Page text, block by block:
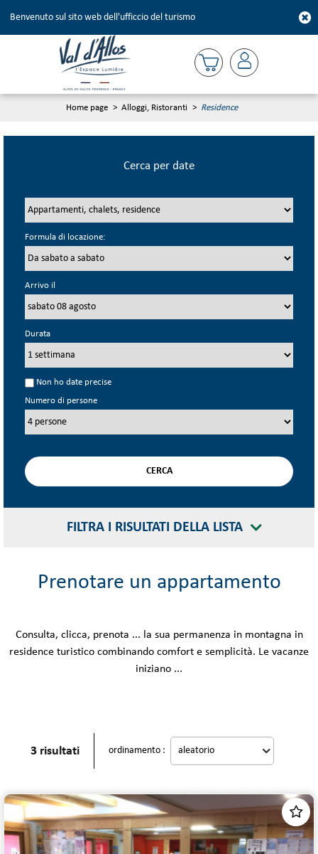
Benvenuto sul sito web dell'ufficcio del turismo
Home page > Alloggi, Ristoranti > Residence
Cerca per date
Formula di locazione:
Arrivo il
Durata
Non ho date precise
Numero di persone
FILTRA I RISULTATI DELLA LISTA
Prenotare un appartamento
Consulta, clicca, prenota ... la sua permanenza in montagna in
residence turistico combinando comfort e semplicità. Le vacanze
iniziano ...
3risultati ordinamento :